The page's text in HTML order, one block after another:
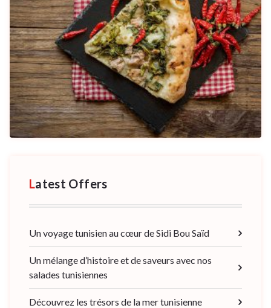
Latest Offers
Un voyage tunisien au cœur de Sidi Bou Saïd
Un mélange d’histoire et de saveurs avec nos
salades tunisiennes
Découvrez les trésors de la mer tunisienne